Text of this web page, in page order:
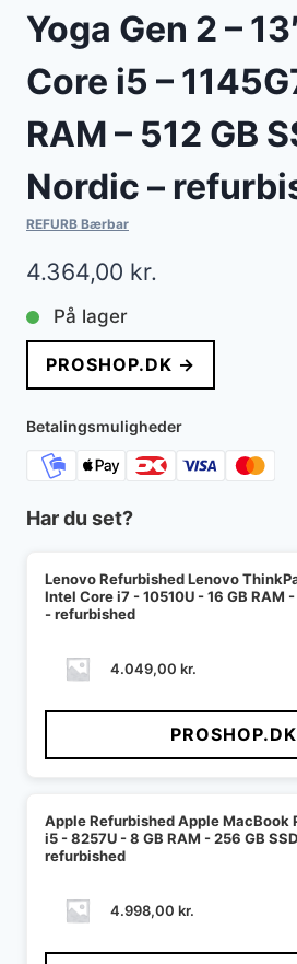
Yoga Gen 2 –
Core i5 –
RAM – 512 GB
Nordic –
REFURB Bærbar
4.364,00 kr.
På lager
PROSHOP.DK →
Betalingsmuligheder
Har du set?
Lenovo Refurbished Lenovo
Intel Core i7 - 10510U - 16 GB RAM
- refurbished
4.049,00 kr.
Apple Refurbished Apple MacBook
i5 - 8257U - 8 GB RAM - 256 GB
refurbished
4.998,00 kr.